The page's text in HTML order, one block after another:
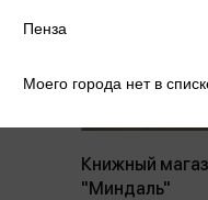
Книжный
"Миндаль"
Пенза
Моего города нет в